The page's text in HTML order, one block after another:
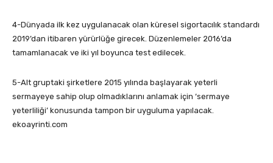
4-Dünyada ilk kez uygulanacak olan küresel sigortacılık standardı
2019’dan itibaren yürürlüğe girecek. Düzenlemeler 2016’da
tamamlanacak ve iki yıl boyunca test edilecek.
5-Alt gruptaki şirketlere 2015 yılında başlayarak yeterli
sermayeye sahip olup olmadıklarını anlamak için ‘sermaye
yeterliliği’ konusunda tampon bir uyguluma yapılacak.
ekoayrinti.com